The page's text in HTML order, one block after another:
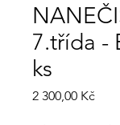
7.třída -
ks
2 300,00 KčCena